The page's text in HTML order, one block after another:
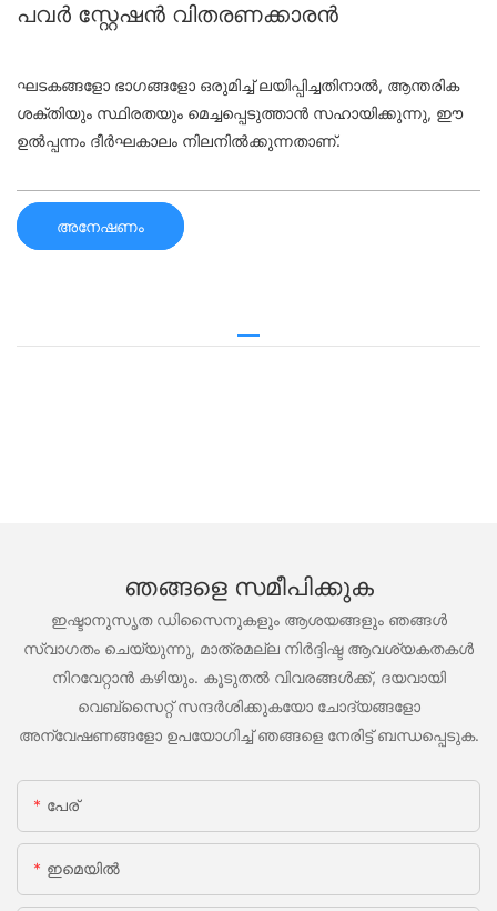
പവർ സ്റ്റേഷൻ വിതരണക്കാരൻ
ഘടകങ്ങളോ ഭാഗങ്ങളോ ഒരുമിച്ച് ലയിപ്പിച്ചതിനാൽ, ആന്തരിക
ശക്തിയും സ്ഥിരതയും മെച്ചപ്പെടുത്താൻ സഹായിക്കുന്നു, ഈ
ഉൽപ്പന്നം ദീർഘകാലം നിലനിൽക്കുന്നതാണ്.
അനേഷണം
ഞങ്ങളെ സമീപിക്കുക
ഇഷ്ടാനുസൃത ഡിസൈനുകളും ആശയങ്ങളും ഞങ്ങൾ
സ്വാഗതം ചെയ്യുന്നു, മാത്രമല്ല നിർദ്ദിഷ്ട ആവശ്യകതകൾ
നിറവേറ്റാൻ കഴിയും. കൂടുതൽ വിവരങ്ങൾക്ക്, ദയവായി
വെബ്സൈറ്റ് സന്ദർശിക്കുകയോ ചോദ്യങ്ങളോ
അന്വേഷണങ്ങളോ ഉപയോഗിച്ച് ഞങ്ങളെ നേരിട്ട് ബന്ധപ്പെടുക.
പേര്
ഇമെയിൽ